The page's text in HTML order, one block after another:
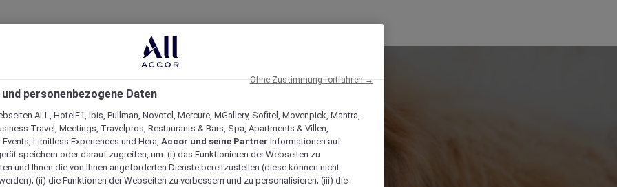
personenbezogene Daten
ALL, HotelF1, Ibis, Pullman, Novotel, Mercure, MGallery, Sofitel, Movenpick, Mantra,
Travel, Meetings, Travelpros, Restaurants & Bars, Spa, Apartments & Villen,
Limitless Experiences und Hera, Accor und seine Partner Informationen auf
speichern oder darauf zugreifen, um: (i) das Funktionieren der Webseiten zu
und Ihnen die von Ihnen angeforderten Dienste bereitzustellen (diese können nicht
(ii) die Funktionen der Webseiten zu verbessern und zu personalisieren; (iii) die
Ohne Zustimmung fortfahren →